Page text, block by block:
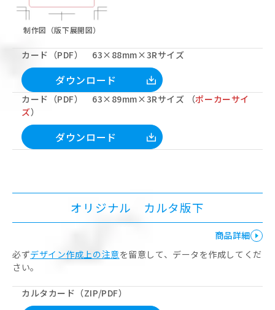
制作図（版下展開図）
カード（PDF） 63×88mm×3Rサイズ
ダウンロード
カード（PDF） 63×89mm×3Rサイズ （ポーカーサイ
ズ）
ダウンロード
オリジナル カルタ版下
商品詳細
必ずデザイン作成上の注意を留意して、データを作成してくだ
さい。
カルタカード（ZIP/PDF）